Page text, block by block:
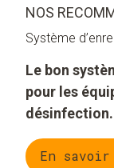
NOS
Système
Le bon
pour les
désinfection.
En